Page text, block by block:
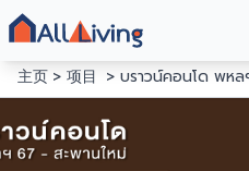
主页
项目 บราวน์คอนโด พห